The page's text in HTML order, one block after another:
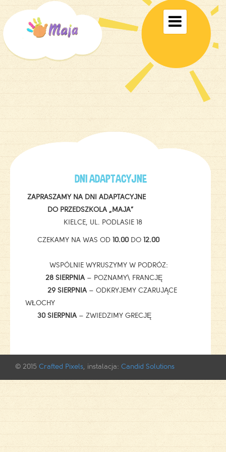
Toggle

DNI ADAPTACYJNE
ZAPRASZAMY NA DNI ADAPTACYJNE
DO PRZEDSZKOLA „MAJA”
KIELCE, UL. PODLASIE 18
CZEKAMY NA WAS OD 10.00 DO 12.00
WSPÓLNIE WYRUSZYMY W PODRÓZ:
28 SIERPNIA – POZNAMY\ FRANCJĘ
29 SIERPNIA – ODKRYJEMY CZARUJĄCE
WŁOCHY
30 SIERPNIA – ZWIEDZIMY GRECJĘ
© 2015 Crafted Pixels, instalacja: Candid Solutions